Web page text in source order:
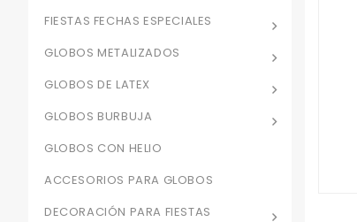
FIESTAS FECHAS ESPECIALES
GLOBOS METALIZADOS
GLOBOS DE LATEX
GLOBOS BURBUJA
GLOBOS CON HELIO
ACCESORIOS PARA GLOBOS
DECORACIÓN PARA FIESTAS